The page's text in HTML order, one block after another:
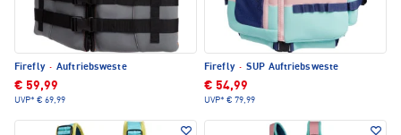
Firefly · Auftriebsweste
€ 59,99
UVP* € 69,99
Firefly · SUP Auftriebsweste
€ 54,99
UVP* € 79,99